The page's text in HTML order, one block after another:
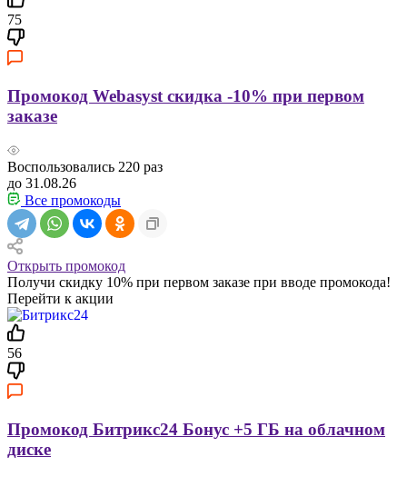
75
Промокод Webasyst скидка -10% при первом
заказе
Воспользовались 220 раз
до 31.08.26
Все промокоды
Открыть промокод
Получи скидку 10% при первом заказе при вводе промокода!
Перейти к акции
56
Промокод Битрикс24 Бонус +5 ГБ на облачном
диске